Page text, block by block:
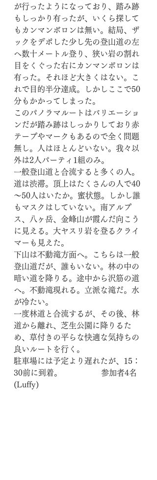
が行ったようになっており、踏み跡
もしっかり有ったが、いくら探して
もカンマンボロンは無い。結局、ザ
ックをデポした少し先の登山道の左
へ数十メートル登り、狭い岩の割れ
目をくぐった右にカンマンボロンは
有った。それほど大きくはない。こ
れで目的半分達成。しかしここで50
分もかかってしまった。
このパノラマルートはバリエーショ
ンだが踏み跡はしっかりしており赤
テープやマークもあるので全く問題
無し。人はほとんどいない。我々以
外は2人パーティ1組のみ。
一般登山道と合流すると多くの人。
道は渋滞。頂上はたくさんの人で40
～50人はいたか。蜜状態。しかし誰
もマスクはしていない。南アルプ
ス、八ヶ岳、金峰山が霞んだ向こう
に見える。大ヤスリ岩を登るクライ
マーも見えた。
下山は不動滝方面へ。こちらは一般
登山道だが、誰もいない。林の中の
暗い道を降りる。途中から沢筋の道
へ。不動滝現れる。立派な滝だ。水
が冷たい。
一度林道と合流するが、その後、林
道から離れ、芝生公園に降りるた
め、草付きの平らな快適な気持ちの
良いルートを行く。
駐車場には予定より遅れたが、15：
30前に到着。 参加者4名
(Luffy)